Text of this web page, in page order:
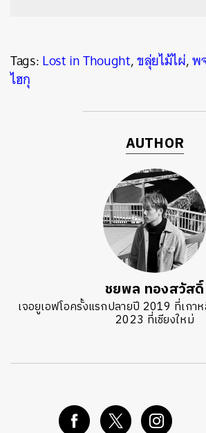
Tags:Lost in Thought,ขลุ่ยไม้ไผ่,พ
ไฮกุ
AUTHOR
ชยพล ทองสวัสดิ์
เจอยูเอฟโอครั้งแรกปลายปี 2019 ที่เกา
2023 ที่เชียงใหม่